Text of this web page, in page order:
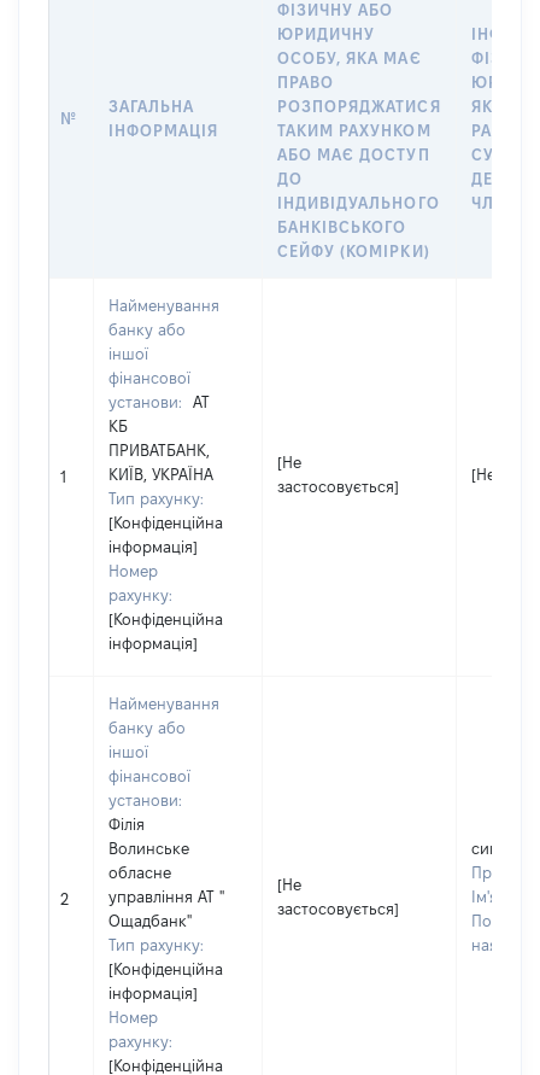
№
ЗАГАЛЬНА
ІНФОРМАЦІЯ
ФІЗИЧНУ АБО
ЮРИДИЧНУ
ОСОБУ, ЯКА МАЄ
ПРАВО
РОЗПОРЯДЖАТИСЯ
ТАКИМ РАХУНКОМ
АБО МАЄ ДОСТУП
ДО
ІНДИВІДУАЛЬНОГО
БАНКІВСЬКОГО
СЕЙФУ (КОМІРКИ)
ЯКА
ЧЛЕНІВ
1
Найменування
банку або
іншої
фінансової
установи:
АТ
КБ
ПРИВАТБАНК,
КИЇВ, УКРАЇНА
Тип рахунку:
[Конфіденційна
інформація]
Номер
рахунку:
[Конфіденційна
інформація]
[Не
застосовується]
[Не
2
Найменування
банку або
іншої
фінансової
установи:
Філія
Волинське
обласне
управління АТ "
Ощадбанк"
Тип рахунку:
[Конфіденційна
інформація]
Номер
рахунку:
[Конфіденційна
[Не
застосовується]
син
Ім'я:
По